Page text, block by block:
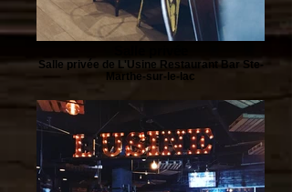
Salle privée de L'Usine Restaurant Bar Ste-
Marthe-sur-le-lac